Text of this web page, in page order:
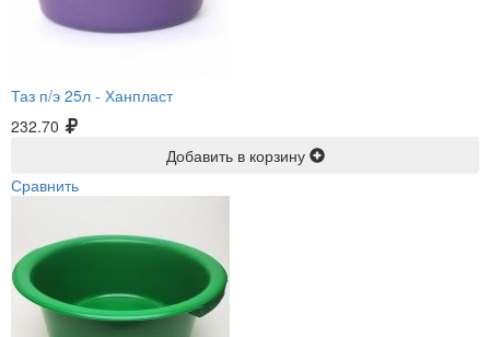
Таз п/э 25л - Ханпласт
232.70
Добавить в корзину
Сравнить